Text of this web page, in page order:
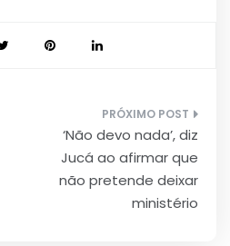
‘Não devo nada’, diz
Jucá ao afirmar que
não pretende deixar
ministério